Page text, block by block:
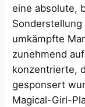
eine absolute,
umkämpfte
zunehmend
konzentrierte,
gesponsert
Magical-Girl-